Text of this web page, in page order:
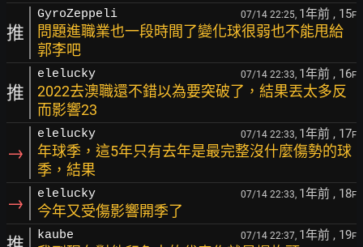
推
GyroZeppeli 07/14 22:25, 1年前 , 15F
問題進職業也一段時間了變化球很弱也不能甩給
郭李吧
推
elelucky 07/14 22:33, 1年前 , 16F
2022去澳職還不錯以為要突破了，結果丟太多反
而影響23
→
elelucky 07/14 22:33, 1年前 , 17F
年球季，這5年只有去年是最完整沒什麼傷勢的球
季，結果
→ elelucky 07/14 22:33, 1年前 , 18F
今年又受傷影響開季了
kaube 07/14 22:37, 1年前 , 19F